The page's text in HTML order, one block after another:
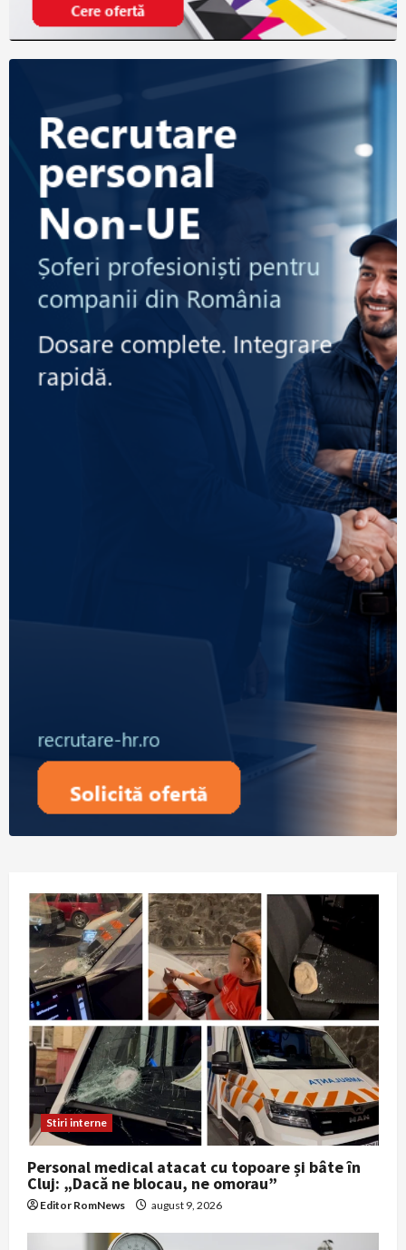
Stiri interne
Personal medical atacat cu topoare și bâte în
Cluj: „Dacă ne blocau, ne omorau”
Editor RomNews august 9, 2026